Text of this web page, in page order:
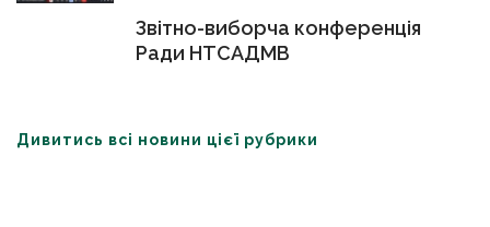
Звітно-виборча конференція
Ради НТСАДМВ
Дивитись всі новини цієї рубрики